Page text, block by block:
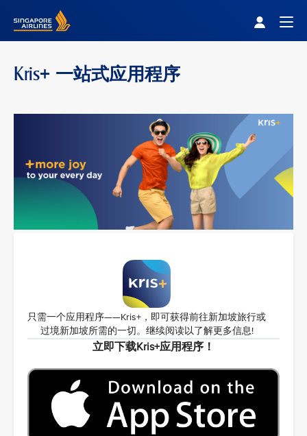
Kris+ 一站式应用程序
只需一个应用程序——Kris+，即可获得前往新加坡旅行或
过境新加坡所需的一切。继续阅读以了解更多信息!
立即下载Kris+应用程序！